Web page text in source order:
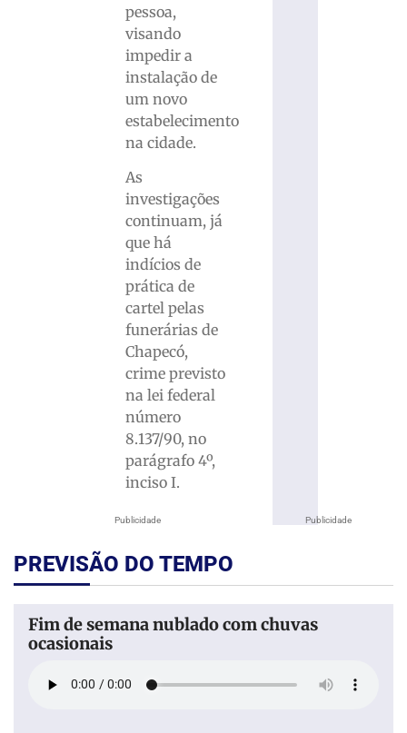
Publicidade
pessoa,
visando
impedir a
instalação de
um novo
estabelecimento
na cidade.
As
investigações
continuam, já
que há
indícios de
prática de
cartel pelas
funerárias de
Chapecó,
crime previsto
na lei federal
número
8.137/90, no
parágrafo 4º,
inciso I.
Publicidade
PREVISÃO DO TEMPO
Fim de semana nublado com chuvas
ocasionais